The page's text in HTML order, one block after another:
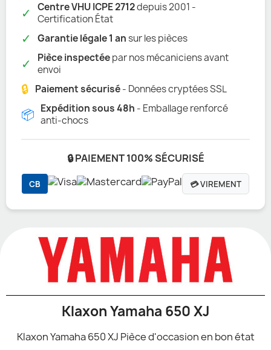
✓ Centre VHU ICPE 2712depuis 2001 -
Certification État
✓ Garantie légale 1 ansur les pièces
✓ Pièce inspectéepar nos mécaniciens avant
envoi
🔒 Paiement sécurisé- Données cryptées SSL
📦 Expédition sous 48h - Emballage renforcé
anti-chocs
🔒 PAIEMENT 100% SÉCURISÉ
CB 💳 VIREMENT
Klaxon Yamaha 650 XJ
Klaxon Yamaha 650 XJ Pièce d'occasion en bon état